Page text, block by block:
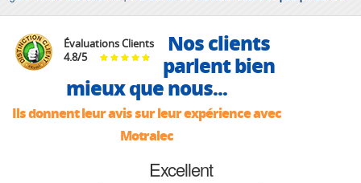
Évaluations Clients
4.8/5
Nos clients
parlent bien
mieux que nous...
Ils donnent leur avis sur leur expérience avec
Motralec
Excellent